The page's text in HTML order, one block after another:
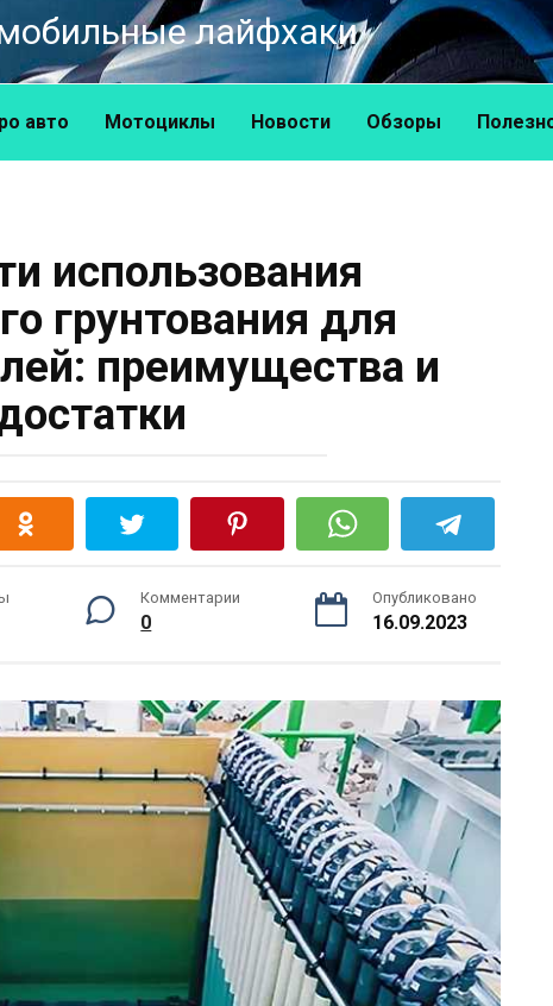
лайфхаки
авто Мотоциклы Новости Обзоры
использования
грунтования для
преимущества и
Комментарии
0
Опубликовано
16.09.2023